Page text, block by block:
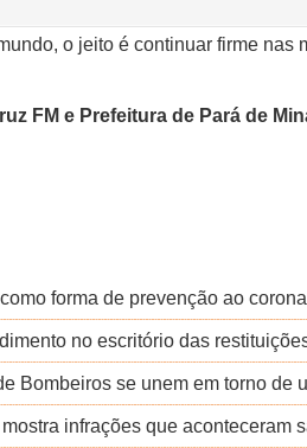
o jeito é continuar firme
FM e Prefeitura de Pará de
forma de prevenção ao corona
no escritório das
Bombeiros se unem em torno
infrações que aconteceram